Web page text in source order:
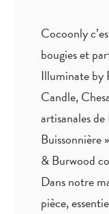
Cocoonly
bougies et
Illuminate by
Candle,
artisanales
Buissonnière
& Burwood
Dans notre
pièce,